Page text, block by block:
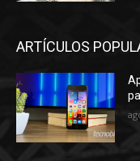
ARTÍCULOS